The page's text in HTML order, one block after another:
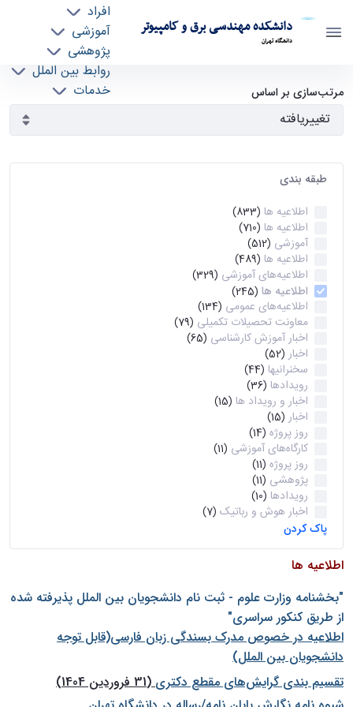
دانشکده مهندسی برق و کامپیوتر
دانشگاه تهران
افراد
آموزشی
پژوهشی
روابط بین الملل
خدمات
آرشیو اطلاعیه ها - ece- دانشکده مهندسی برق و
کامپیوتر
مرتب‌سازی بر اساس
طبقه بندی
اطلاعیه ها (833)
اطلاعیه ها (710)
آموزشی (512)
اطلاعیه ها (489)
اطلاعیه‌های‌ آموزشی (329)
اطلاعیه ها (245)
اطلاعیه‌های عمومی (134)
معاونت تحصیلات تکمیلی (79)
اخبار آموزش کارشناسی (65)
اخبار (52)
سخنرانیها (44)
رویدادها (36)
اخبار و رویداد ها (15)
اخبار (15)
روز پروژه (14)
کارگاه‌های آموزشی (11)
روز پروژه (11)
پژوهشی (11)
رویدادها (10)
اخبار هوش و رباتیک (7)
پاک کردن
اطلاعیه ها
"بخشنامه وزارت علوم - ثبت نام دانشجويان بين الملل پذيرفته شده
از طريق كنكور سراسری"
اطلاعیه در خصوص مدرک بسندگی زبان فارسی(قابل توجه
دانشجویان بین الملل)
تقسیم بندی گرایش‌های مقطع دکتری(31 فروردین 1404)